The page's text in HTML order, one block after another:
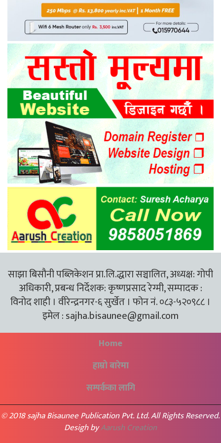
साझा बिसौनी पब्लिकेशन प्रा.लि.द्धारा सञ्चालित, अध्यक्ष: गोपी
अधिकारी, प्रबन्ध निर्देशक: कृष्णप्रसाद रेग्मी, सम्पादक :
विनोद शाही । वीरेन्द्रनगर-६ सुर्खेत । फोन नं. ०८३-५२०९८८ ।
इमेल :sajha.bisaunee@gmail.com
Home
हाम्रो बारेमा
सम्पर्कका लागि
© 2018 sajha Bisaunee Publication Pvt. Ltd. All Rights Reserved.
Desigh byAarush Creation